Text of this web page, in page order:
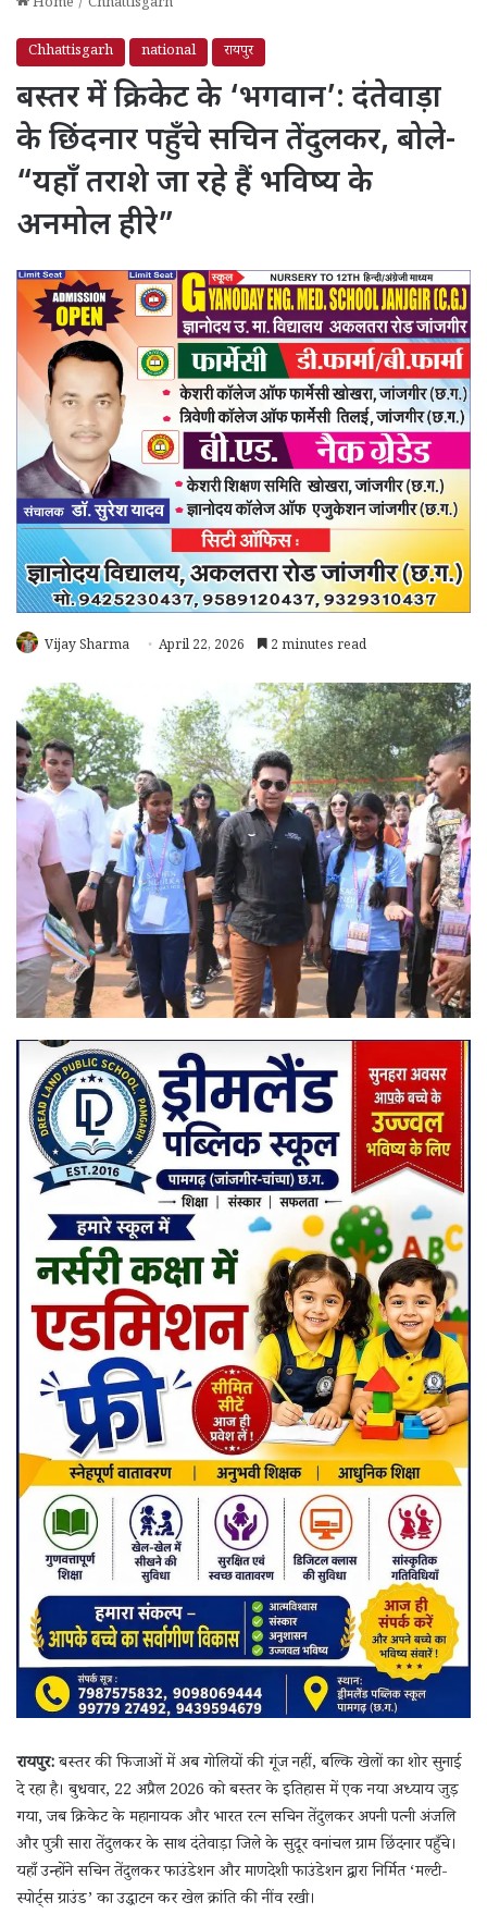
Chhattisgarh national रायपुर
बस्तर में क्रिकेट के ‘भगवान’: दंतेवाड़ा
के छिंदनार पहुँचे सचिन तेंदुलकर, बोले-
“यहाँ तराशे जा रहे हैं भविष्य के
अनमोल हीरे”
Vijay Sharma April 22, 2026 2 minutes read
रायपुर:बस्तर की फिजाओं में अब गोलियों की गूंज नहीं, बल्कि खेलों का शोर सुनाई
दे रहा है। बुधवार, 22 अप्रैल 2026 को बस्तर के इतिहास में एक नया अध्याय जुड़
गया, जब क्रिकेट के महानायक और भारत रत्न सचिन तेंदुलकर अपनी पत्नी अंजलि
और पुत्री सारा तेंदुलकर के साथ दंतेवाड़ा जिले के सुदूर वनांचल ग्राम छिंदनार पहुँचे।
यहाँ उन्होंने सचिन तेंदुलकर फाउंडेशन और माणदेशी फाउंडेशन द्वारा निर्मित ‘मल्टी-
स्पोर्ट्स ग्राउंड’ का उद्घाटन कर खेल क्रांति की नींव रखी।